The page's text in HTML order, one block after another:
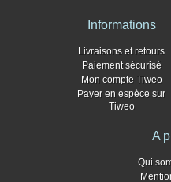
Informations
Livraisons et retours
Paiement sécurisé
Mon compte Tiweo
Payer en espèce sur
Tiweo
A
Qui